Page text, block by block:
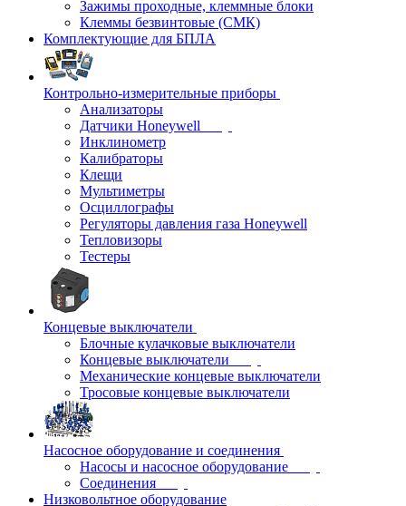
Зажимы проходные, клеммные блоки
Клеммы безвинтовые (СМК)
Комплектующие для БПЛА
Контрольно-измерительные приборы
Анализаторы
Датчики Honeywell
Инклинометр
Калибраторы
Клещи
Мультиметры
Осциллографы
Регуляторы давления газа Honeywell
Тепловизоры
Тестеры
Концевые выключатели
Блочные кулачковые выключатели
Концевые выключатели
Механические концевые выключатели
Тросовые концевые выключатели
Насосное оборудование и соединения
Насосы и насосное оборудование
Соединения
Низковольтное оборудование